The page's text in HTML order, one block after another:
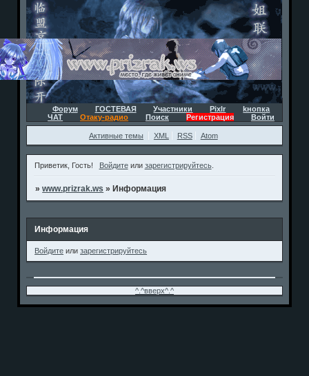
Форум ГОСТЕВАЯ Участники Pixlr
kнопка
ЧАТ
Отаку-радио Поиск Регистрация Войти
Активные темы XML RSS Atom
Приветик, Гость! Войдитеили зарегистрируйтесь.
»www.prizrak.ws » Информация
Информация
Войдите илизарегистрируйтесь
^.^вверх^.^